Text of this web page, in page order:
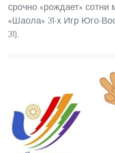
срочно «рождает» сотни
«Шаола» 31-х Игр Юго-
31).